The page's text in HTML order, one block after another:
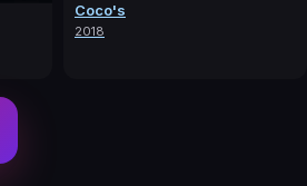
Coco's
2018